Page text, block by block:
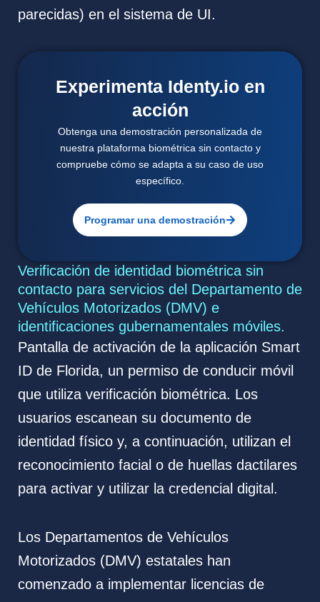
parecidas) en el sistema de UI.
Experimenta Identy.io en
acción
Obtenga una demostración personalizada de
nuestra plataforma biométrica sin contacto y
compruebe cómo se adapta a su caso de uso
específico.
Programar una demostración
Verificación de identidad biométrica sin
contacto para servicios del Departamento de
Vehículos Motorizados (DMV) e
identificaciones gubernamentales móviles.
Pantalla de activación de la aplicación Smart
ID de Florida, un permiso de conducir móvil
que utiliza verificación biométrica. Los
usuarios escanean su documento de
identidad físico y, a continuación, utilizan el
reconocimiento facial o de huellas dactilares
para activar y utilizar la credencial digital.
Los Departamentos de Vehículos
Motorizados (DMV) estatales han
comenzado a implementar licencias de